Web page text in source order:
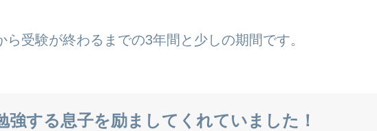
受験が終わるまでの3年間と少しの期間です。
強する息子を励ましてくれていました！